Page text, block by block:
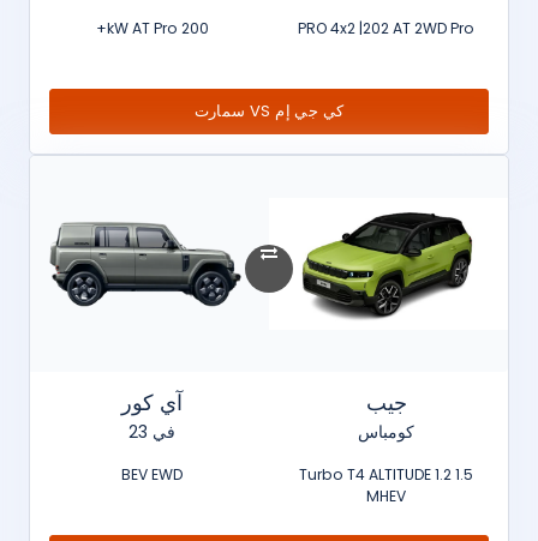
PRO 4x2 |202 AT 2WD Pro
200 kW AT Pro+
كي جي إم VS سمارت
جيب
كومباس
1.5 Turbo T4 ALTITUDE 1.2
MHEV
آي كور
في 23
BEV EWD